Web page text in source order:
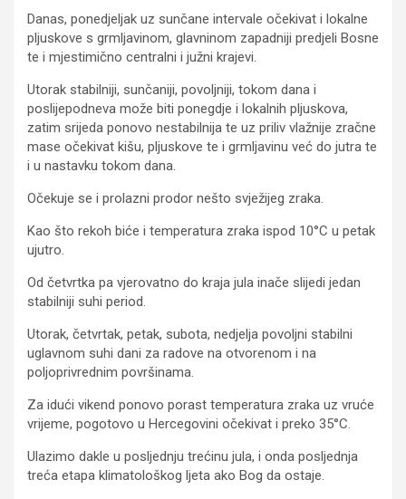
Danas, ponedjeljak uz sunčane intervale očekivat i lokalne
pljuskove s grmljavinom, glavninom zapadniji predjeli Bosne
te i mjestimično centralni i južni krajevi.
Utorak stabilniji, sunčaniji, povoljniji, tokom dana i
poslijepodneva može biti ponegdje i lokalnih pljuskova,
zatim srijeda ponovo nestabilnija te uz priliv vlažnije zračne
mase očekivat kišu, pljuskove te i grmljavinu već do jutra te
i u nastavku tokom dana.
Očekuje se i prolazni prodor nešto svježijeg zraka.
Kao što rekoh biće i temperatura zraka ispod 10°C u petak
ujutro.
Od četvrtka pa vjerovatno do kraja jula inače slijedi jedan
stabilniji suhi period.
Utorak, četvrtak, petak, subota, nedjelja povoljni stabilni
uglavnom suhi dani za radove na otvorenom i na
poljoprivrednim površinama.
Za idući vikend ponovo porast temperatura zraka uz vruće
vrijeme, pogotovo u Hercegovini očekivat i preko 35°C.
Ulazimo dakle u posljednju trećinu jula, i onda posljednja
treća etapa klimatološkog ljeta ako Bog da ostaje.